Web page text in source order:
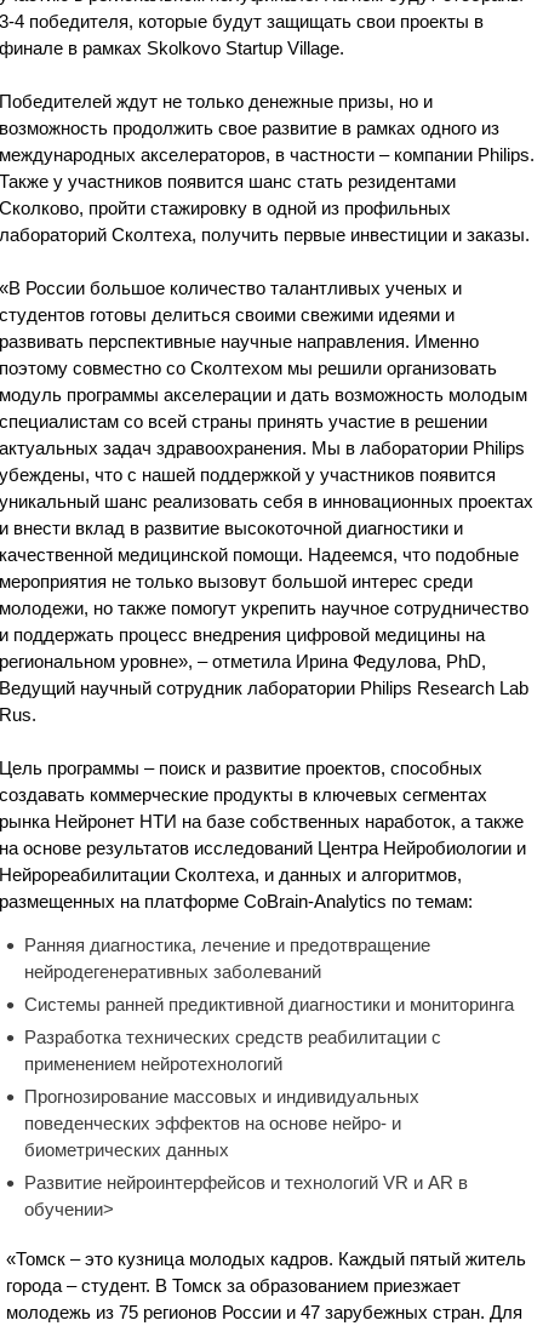
3-4 победителя, которые будут защищать свои проекты в
финале в рамках Skolkovo Startup Village.
Победителей ждут не только денежные призы, но и
возможность продолжить свое развитие в рамках одного из
международных акселераторов, в частности – компании Philips.
Также у участников появится шанс стать резидентами
Сколково, пройти стажировку в одной из профильных
лабораторий Сколтеха, получить первые инвестиции и заказы.
«В России большое количество талантливых ученых и
студентов готовы делиться своими свежими идеями и
развивать перспективные научные направления. Именно
поэтому совместно со Сколтехом мы решили организовать
модуль программы акселерации и дать возможность молодым
специалистам со всей страны принять участие в решении
актуальных задач здравоохранения. Мы в лаборатории Philips
убеждены, что с нашей поддержкой у участников появится
уникальный шанс реализовать себя в инновационных проектах
и внести вклад в развитие высокоточной диагностики и
качественной медицинской помощи. Надеемся, что подобные
мероприятия не только вызовут большой интерес среди
молодежи, но также помогут укрепить научное сотрудничество
и поддержать процесс внедрения цифровой медицины на
региональном уровне», – отметила Ирина Федулова, PhD,
Ведущий научный сотрудник лаборатории Philips Research Lab
Rus.
Цель программы – поиск и развитие проектов, способных
создавать коммерческие продукты в ключевых сегментах
рынка Нейронет НТИ на базе собственных наработок, а также
на основе результатов исследований Центра Нейробиологии и
Нейрореабилитации Сколтеха, и данных и алгоритмов,
размещенных на платформе CoBrain-Analytics по темам:
Ранняя диагностика, лечение и предотвращение
нейродегенеративных заболеваний
Системы ранней предиктивной диагностики и мониторинга
Разработка технических средств реабилитации с
применением нейротехнологий
Прогнозирование массовых и индивидуальных
поведенческих эффектов на основе нейро- и
биометрических данных
Развитие нейроинтерфейсов и технологий VR и AR в
обучении>
«Томск – это кузница молодых кадров. Каждый пятый житель
города – студент. В Томск за образованием приезжает
молодежь из 75 регионов России и 47 зарубежных стран. Для